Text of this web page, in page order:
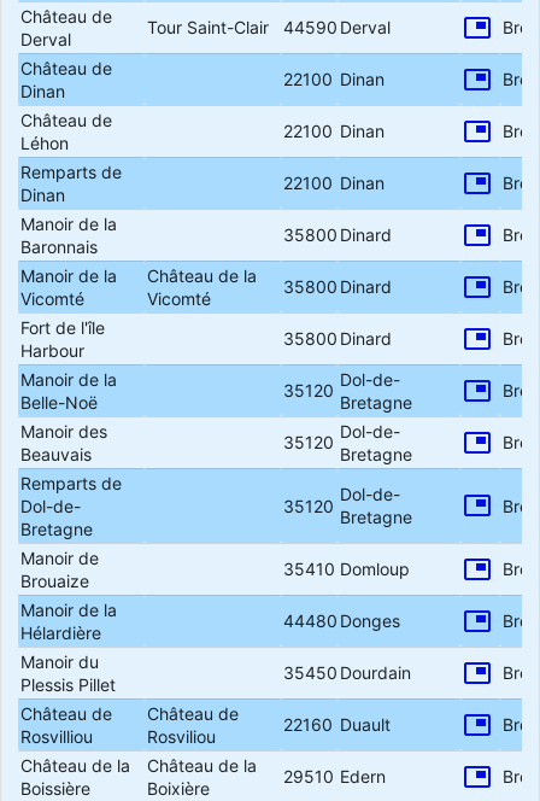
Château de
Derval
Tour Saint-Clair 44590 Derval picture_in_picture
Château de
Dinan
22100 Dinan picture_in_picture
Château de
Léhon
22100 Dinan picture_in_picture
Remparts de
Dinan
22100 Dinan picture_in_picture
Manoir de la
Baronnais
35800 Dinard picture_in_picture
Manoir de la
Vicomté
Château de la
Vicomté
35800 Dinard picture_in_picture
Fort de l'île
Harbour
35800 Dinard picture_in_picture
Manoir de la
Belle-Noë
35120
Dol-de-
Bretagne
picture_in_picture
Manoir des
Beauvais
35120
Dol-de-
Bretagne
picture_in_picture
Remparts de
Dol-de-
Bretagne
35120
Dol-de-
Bretagne
picture_in_picture
Manoir de
Brouaize
35410 Domloup picture_in_picture
Manoir de la
Hélardière
44480 Donges picture_in_picture
Manoir du
Plessis Pillet
35450 Dourdain picture_in_picture
Château de
Rosvilliou
Château de
Rosviliou
22160 Duault picture_in_picture
Château de la
Boissière
Château de la
Boixière
29510 Edern picture_in_picture